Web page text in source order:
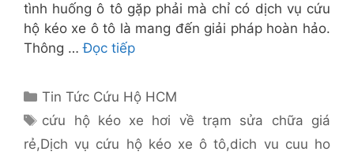
tình huống ô tô gặp phải mà chỉ có dịch vụ cứu
hộ kéo xe ô tô là mang đến giải pháp hoàn hảo.
Thông …Đọc tiếp
Danh
mục
Tin Tức Cứu Hộ HCM
Thẻ
cứu hộ kéo xe hơi về trạm sửa chữa giá
rẻ,Dịch vụ cứu hộ kéo xe ô tô,dich vu cuu ho